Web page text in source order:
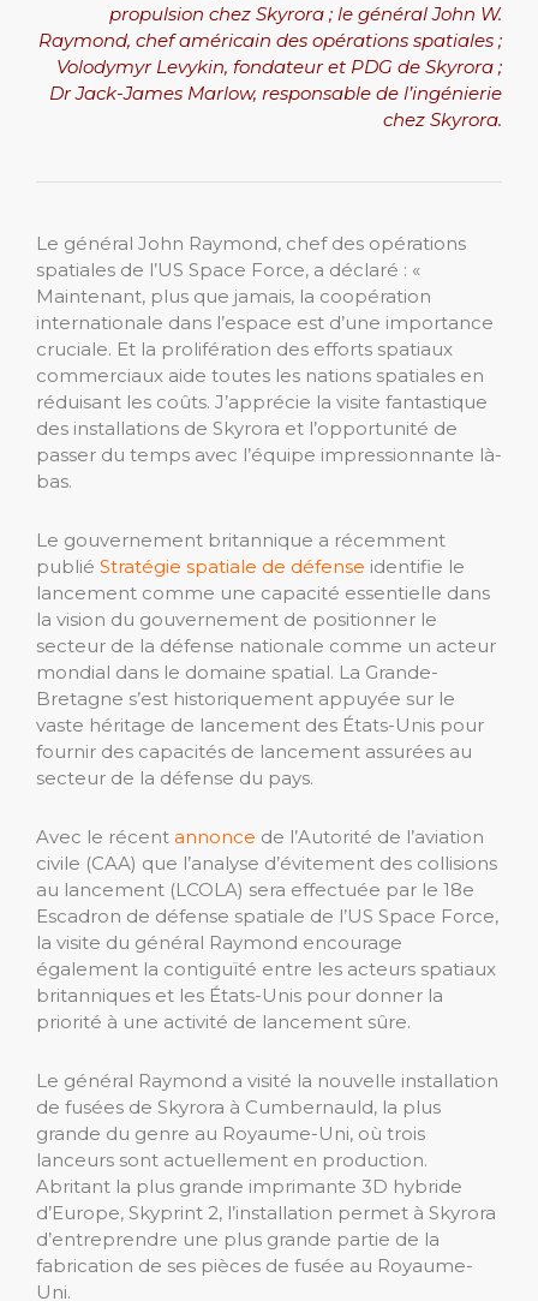
propulsion chez Skyrora ; le général John W.
Raymond, chef américain des opérations spatiales ;
Volodymyr Levykin, fondateur et PDG de Skyrora ;
Dr Jack-James Marlow, responsable de l’ingénierie
chez Skyrora.
Le général John Raymond, chef des opérations
spatiales de l’US Space Force, a déclaré : «
Maintenant, plus que jamais, la coopération
internationale dans l’espace est d’une importance
cruciale. Et la prolifération des efforts spatiaux
commerciaux aide toutes les nations spatiales en
réduisant les coûts. J’apprécie la visite fantastique
des installations de Skyrora et l’opportunité de
passer du temps avec l’équipe impressionnante là-
bas.
Le gouvernement britannique a récemment
publié Stratégie spatiale de défense identifie le
lancement comme une capacité essentielle dans
la vision du gouvernement de positionner le
secteur de la défense nationale comme un acteur
mondial dans le domaine spatial. La Grande-
Bretagne s’est historiquement appuyée sur le
vaste héritage de lancement des États-Unis pour
fournir des capacités de lancement assurées au
secteur de la défense du pays.
Avec le récent annonce de l’Autorité de l’aviation
civile (CAA) que l’analyse d’évitement des collisions
au lancement (LCOLA) sera effectuée par le 18e
Escadron de défense spatiale de l’US Space Force,
la visite du général Raymond encourage
également la contiguïté entre les acteurs spatiaux
britanniques et les États-Unis pour donner la
priorité à une activité de lancement sûre.
Le général Raymond a visité la nouvelle installation
de fusées de Skyrora à Cumbernauld, la plus
grande du genre au Royaume-Uni, où trois
lanceurs sont actuellement en production.
Abritant la plus grande imprimante 3D hybride
d’Europe, Skyprint 2, l’installation permet à Skyrora
d’entreprendre une plus grande partie de la
fabrication de ses pièces de fusée au Royaume-
Uni.